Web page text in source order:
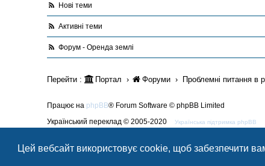
Цей вебсайт використовує cookie, щоб забезпечити
Нові теми
Активні теми
Форум - Оренда землі
Перейти : Портал Форуми Проблемні питання в
Працює на phpBB® Forum Software © phpBB Limited
Український переклад © 2005-2020
Українська підтримка phpBB
Конфіденційність|Умови